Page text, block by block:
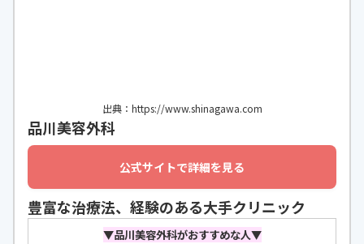
出典：https://www.shinagawa.com
品川美容外科
公式サイトで詳細を見る
豊富な治療法、経験のある大手クリニック
▼品川美容外科がおすすめな人▼